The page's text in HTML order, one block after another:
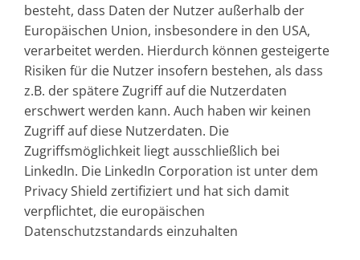
besteht, dass Daten der Nutzer außerhalb der
Europäischen Union, insbesondere in den USA,
verarbeitet werden. Hierdurch können gesteigerte
Risiken für die Nutzer insofern bestehen, als dass
z.B. der spätere Zugriff auf die Nutzerdaten
erschwert werden kann. Auch haben wir keinen
Zugriff auf diese Nutzerdaten. Die
Zugriffsmöglichkeit liegt ausschließlich bei
LinkedIn. Die LinkedIn Corporation ist unter dem
Privacy Shield zertifiziert und hat sich damit
verpflichtet, die europäischen
Datenschutzstandards einzuhalten